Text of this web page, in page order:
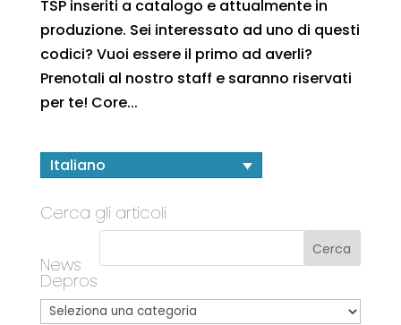
TSP inseriti a catalogo e attualmente in
produzione. Sei interessato ad uno di questi
codici? Vuoi essere il primo ad averli?
Prenotali al nostro staff e saranno riservati
per te! Core...
Italiano
Cerca gli articoli
News
Depros